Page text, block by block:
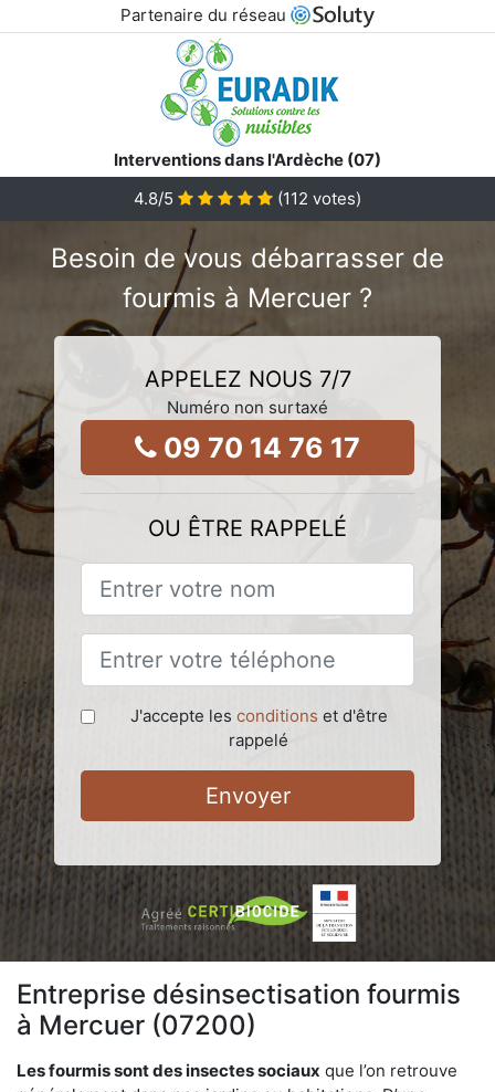
Partenaire du réseau
Interventions dans l'Ardèche (07)
4.8/5 (112 votes)
Besoin de vous débarrasser de
fourmis à Mercuer ?
APPELEZ NOUS 7/7
Numéro non surtaxé
09 70 14 76 17
OU ÊTRE RAPPELÉ
J'accepte les conditions et d'être
rappelé
Envoyer
Entreprise désinsectisation fourmis
à Mercuer (07200)
Les fourmis sont des insectes sociaux que l’on retrouve